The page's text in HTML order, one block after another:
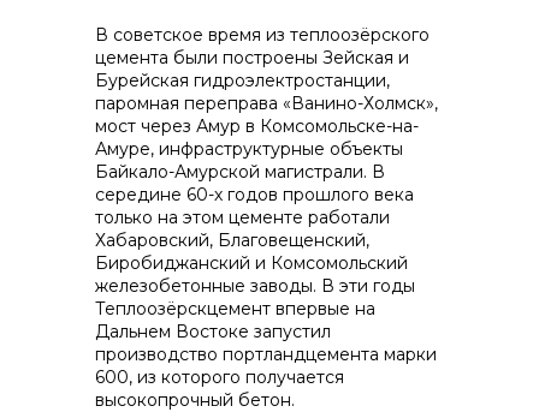
+7 (423) 234 50 50
info@vostokcement.ru
В советское время из теплоозёрского
цемента были построены Зейская и
Бурейская гидроэлектростанции,
паромная переправа «Ванино-Холмск»,
мост через Амур в Комсомольске-на-
Амуре, инфраструктурные объекты
Байкало-Амурской магистрали. В
середине 60-х годов прошлого века
только на этом цементе работали
Хабаровский, Благовещенский,
Биробиджанский и Комсомольский
железобетонные заводы. В эти годы
Теплоозёрскцемент впервые на
Дальнем Востоке запустил
производство портландцемента марки
600, из которого получается
высокопрочный бетон.